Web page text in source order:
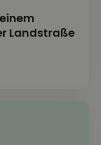
Landstraße